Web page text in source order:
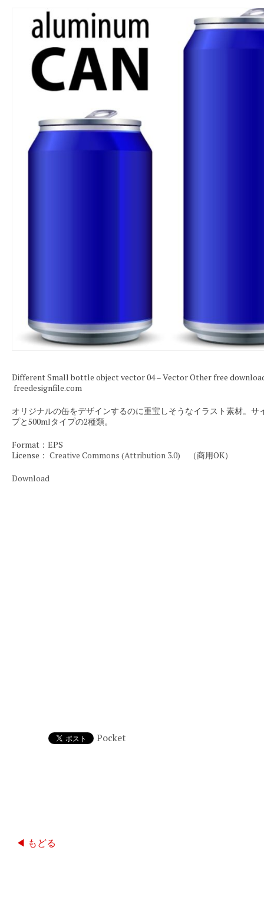
Different Small bottle object vector 04 – Vector Other free
freedesignfile.com
オリジナルの缶をデザインするのに重宝しそうなイラスト素材。サ
プと500mlタイプの2種類。
Format：EPS
License： Creative Commons (Attribution 3.0) （商用OK）
Download
Pocket
◀ もどる